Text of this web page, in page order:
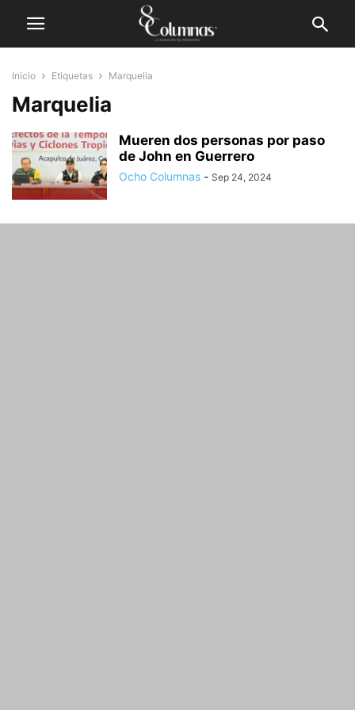
Inicio Etiquetas Marquelia
Marquelia
Mueren dos personas por paso
de John en Guerrero
Ocho Columnas - Sep 24, 2024